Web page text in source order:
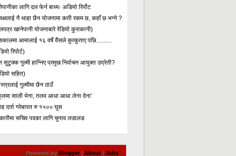
लागि दल फेर्न बाध्यः अडियो रिर्पोट
नै थाहा छैन योजनामा कती रकम छ, कहाँ छ भन्ने ?
खानेपानी योजनाबारे रेडियो कुराकानी)
आमालाई १६ वर्षे वैंसले कुत्कुताए पछि..........
रिपोर्ट)
सुटुक्क गुल्मी हान्निए प्रमुख निर्वाचन आयुक्त उप्रेती?
सहित)
गुल्मीमा छैन ठाउँ
साली भेना, तलव आधा आधा लेना देना’
दर्ता गरेबापत रु १५०० घुस
सचिव पदका लागि चुनाव लडालड
Powered by Blogger | About | Jobs